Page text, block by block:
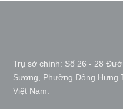
Trụ sở chính: Số 26 - 28
Sương, Phường Đông Hưng
Việt Nam.